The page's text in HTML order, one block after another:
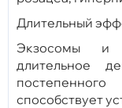
Длительный
Экзосомы и
длительное
способствует